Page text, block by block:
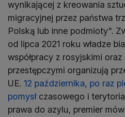
wynikającej z kreowania
migracyjnej przez państwa
Polską lub inne podmioty".
od lipca 2021 roku władze
współpracy z rosyjskimi oraz
przestępczymi organizują
UE. 12 października, po raz
pomysł czasowego i
prawa do azylu, premier